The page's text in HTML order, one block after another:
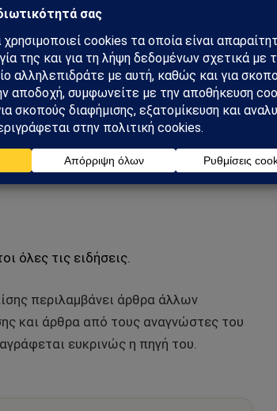
όλες τις ειδήσεις.
περιλαμβάνει άρθρα άλλων
και άρθρα από τους αναγνώστες του
ευκρινώς η πηγή του.